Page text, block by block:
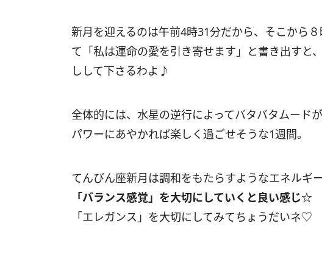
新月を迎えるのは午前4時31分だから、そこから
て「私は運命の愛を引き寄せます」と書き出すと
しして下さるわよ♪
全体的には、水星の逆行によってバタバタムード
パワーにあやかれば楽しく過ごせそうな1週間。
てんびん座新月は調和をもたらすようなエネルギ
「バランス感覚」を大切にしていくと良い感じ☆
「エレガンス」を大切にしてみてちょうだいネ♡